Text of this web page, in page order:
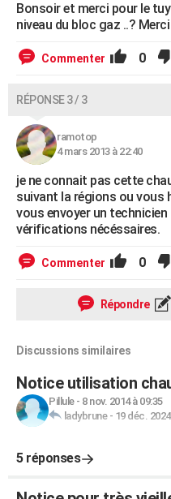
Bonsoir et merci pour le
niveau du bloc gaz ..?
Commenter 0
RÉPONSE 3 / 3
ramotop
4 mars 2013 à 22:40
je ne connait pas cette
suivant la régions ou vous
vous envoyer un
vérifications nécéssaires.
Commenter 0
Répondre
Discussions similaires
Notice utilisation
Pillule- 8 nov. 2014 à 09:35
ladybrune- 19 déc.
5 réponses